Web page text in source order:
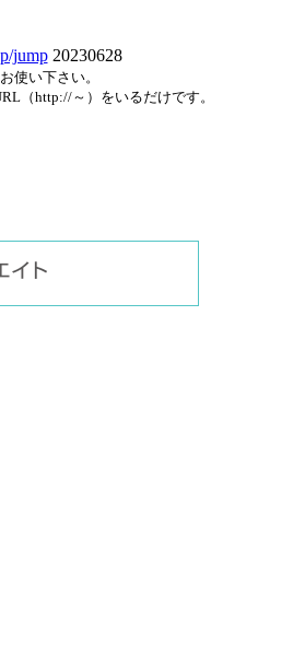
jump20230628
使い下さい。
（http://～）をいるだけです。